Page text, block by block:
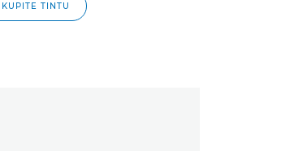
KUPITE TINTU